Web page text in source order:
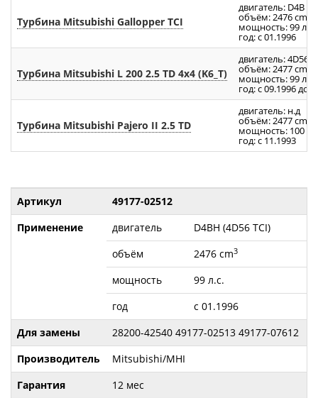
Турбина Mitsubishi Gallopper TCI
двигатель: D4B
объём: 2476 cm
мощность: 99 л.с.
год: с 01.1996
Турбина Mitsubishi L 200 2.5 TD 4x4 (K6_T)
двигатель: 4D56
объём: 2477 cm
мощность: 99 л.с.
год: с 09.1996 до
Турбина Mitsubishi Pajero II 2.5 TD
двигатель: н.д
объём: 2477 cm
мощность: 100
год: с 11.1993
Артикул
49177-02512
Применение
двигатель
D4BH (4D56 TCI)
объём
2476 cm3
мощность
99 л.с.
год
с 01.1996
Для замены
28200-42540 49177-02513 49177-07612
Производитель
Mitsubishi/MHI
Гарантия
12 мес